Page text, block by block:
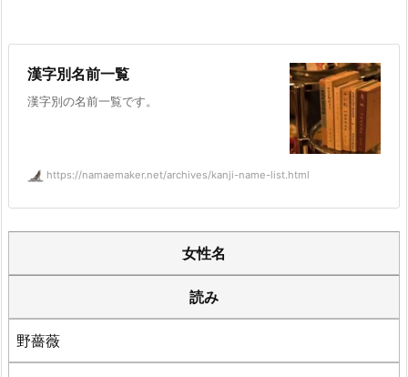
漢字別名前一覧
漢字別の名前一覧です。
https://namaemaker.net/archives/kanji-name-list.html
女性名
読み
野薔薇